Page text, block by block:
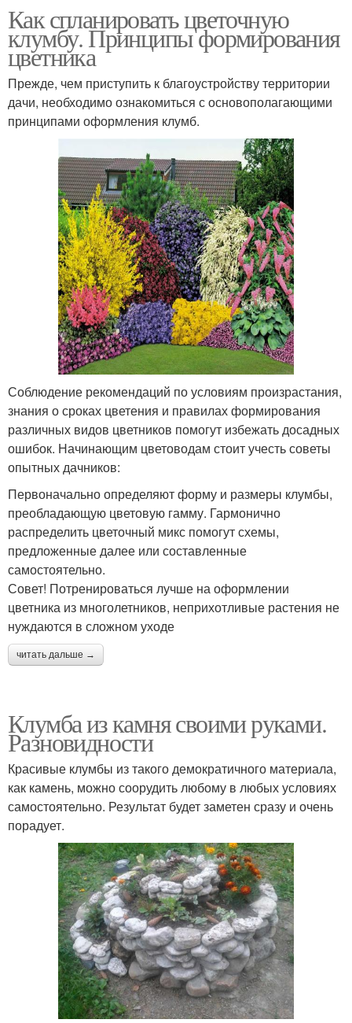
Как спланировать цветочную
клумбу. Принципы формирования
цветника
Прежде, чем приступить к благоустройству территории
дачи, необходимо ознакомиться с основополагающими
принципами оформления клумб.
Соблюдение рекомендаций по условиям произрастания,
знания о сроках цветения и правилах формирования
различных видов цветников помогут избежать досадных
ошибок. Начинающим цветоводам стоит учесть советы
опытных дачников:
Первоначально определяют форму и размеры клумбы,
преобладающую цветовую гамму. Гармонично
распределить цветочный микс помогут схемы,
предложенные далее или составленные
самостоятельно.
​Совет! Потренироваться лучше на оформлении
цветника из многолетников, неприхотливые растения не
нуждаются в сложном уходе
читать дальше →
Клумба из камня своими руками.
Разновидности
Красивые клумбы из такого демократичного материала,
как камень, можно соорудить любому в любых условиях
самостоятельно. Результат будет заметен сразу и очень
порадует.